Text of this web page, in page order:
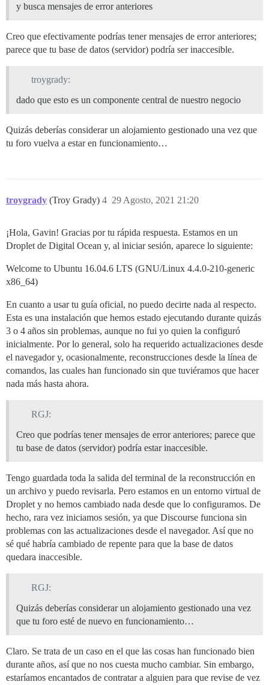
y busca mensajes de error anteriores
Creo que efectivamente podrías tener mensajes de error anteriores;
parece que tu base de datos (servidor) podría ser inaccesible.
troygrady:
dado que esto es un componente central de nuestro negocio
Quizás deberías considerar un alojamiento gestionado una vez que
tu foro vuelva a estar en funcionamiento…
troygrady (Troy Grady) 29 Agosto, 2021 21:20
4
¡Hola, Gavin! Gracias por tu rápida respuesta. Estamos en un
Droplet de Digital Ocean y, al iniciar sesión, aparece lo siguiente:
Welcome to Ubuntu 16.04.6 LTS (GNU/Linux 4.4.0-210-generic
x86_64)
En cuanto a usar tu guía oficial, no puedo decirte nada al respecto.
Esta es una instalación que hemos estado ejecutando durante quizás
3 o 4 años sin problemas, aunque no fui yo quien la configuró
inicialmente. Por lo general, solo ha requerido actualizaciones desde
el navegador y, ocasionalmente, reconstrucciones desde la línea de
comandos, las cuales han funcionado sin que tuviéramos que hacer
nada más hasta ahora.
RGJ:
Creo que podrías tener mensajes de error anteriores; parece que
tu base de datos (servidor) podría estar inaccesible.
Tengo guardada toda la salida del terminal de la reconstrucción en
un archivo y puedo revisarla. Pero estamos en un entorno virtual de
Droplet y no hemos cambiado nada desde que lo configuramos. De
hecho, rara vez iniciamos sesión, ya que Discourse funciona sin
problemas con las actualizaciones desde el navegador. Así que no
sé qué habría cambiado de repente para que la base de datos
quedara inaccesible.
RGJ:
Quizás deberías considerar un alojamiento gestionado una vez
que tu foro esté de nuevo en funcionamiento…
Claro. Se trata de un caso en el que las cosas han funcionado bien
durante años, así que no nos cuesta mucho cambiar. Sin embargo,
estaríamos encantados de contratar a alguien para que revise de vez